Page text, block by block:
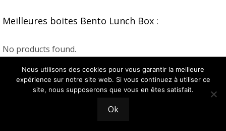
Meilleures boites Bento Lunch Box :
No products found.
La lunch box chauffante :
Nous utilisons des cookies pour vous garantir la meilleure
expérience sur notre site web. Si vous continuez à utiliser ce
site, nous supposerons que vous en êtes satisfait.
Ok